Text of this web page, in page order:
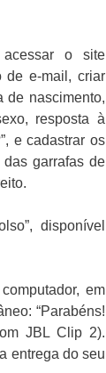
o site
de e-mail, criar
de nascimento,
resposta à
e cadastrar os
garrafas de
disponível
em
“Parabéns!
JBL Clip 2).
entrega do seu